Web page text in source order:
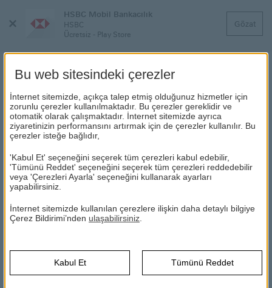
Menüyü
HSBC Mobil Bankacılık
HSBC
Ücretsiz - Play Store
Gözat
ALIŞVERİŞ TEMİNATI
HSBC Sıkça Sorulanlar
Alışveriş Teminatı için olayın gerçekleşmesinden
itibaren ne kadar sürede başvuruda
bulunmalıyım?
Alışveriş Teminatı kapsamı dışında kalan ürün ve
Hasar ödemesi hangi hesaba yapılacaktır?
Bu web sitesindeki çerezler
İnternet sitemizde, açıkça talep etmiş olduğunuz hizmetler için
zorunlu çerezler kullanılmaktadır. Bu çerezler gereklidir ve
otomatik olarak çalışmaktadır. İnternet sitemizde ayrıca
ziyaretinizin performansını artırmak için de çerezler kullanılır. Bu
çerezler isteğe bağlıdır,
'Kabul Et' seçeneğini seçerek tüm çerezleri kabul edebilir,
'Tümünü Reddet' seçeneğini seçerek tüm çerezleri reddedebilir
veya 'Çerezleri Ayarla' seçeneğini kullanarak ayarları
yapabilirsiniz.
İnternet sitemizde kullanılan çerezlere ilişkin daha detaylı bilgiye
Çerez Bildirimi’nden ulaşabilirsiniz
Kabul Et Tümünü Reddet